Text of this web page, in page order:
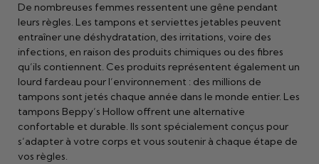
De nombreuses femmes ressentent une gêne pendant
leurs règles. Les tampons et serviettes jetables peuvent
entraîner une déshydratation, des irritations, voire des
infections, en raison des produits chimiques ou des fibres
qu’ils contiennent. Ces produits représentent également un
lourd fardeau pour l’environnement : des millions de
tampons sont jetés chaque année dans le monde entier. Les
tampons Beppy’s Hollow offrent une alternative
confortable et durable. Ils sont spécialement conçus pour
s’adapter à votre corps et vous soutenir à chaque étape de
vos règles.